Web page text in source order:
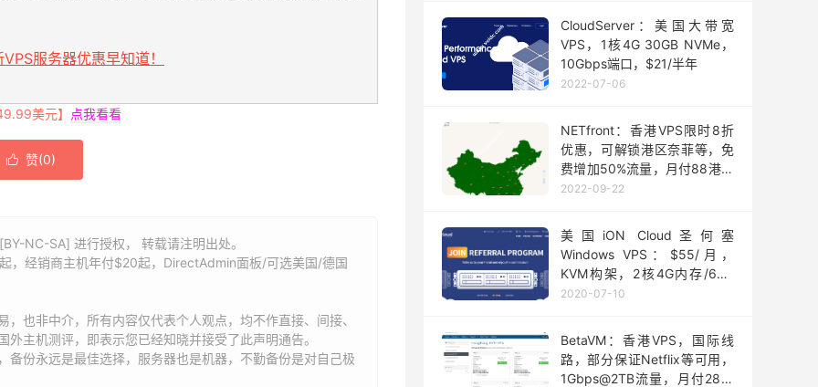
服务器优惠早知道！
美元】 点我看看
 赞(0)
NC-SA] 进行授权， 转载请注明出处。
，经销商主机年付$20起，DirectAdmin面板/可选美国/德国
也非中介，所有内容仅代表个人观点，均不作直接、间接、
主机测评，即表示您已经知晓并接受了此声明通告。
份永远是最佳选择，服务器也是机器，不勤备份是对自己极
CloudServer：美国大带宽
VPS，1核4G 30GB NVMe，
10Gbps端口，$21/半年
2022-07-06
NETfront：香港VPS限时8折
优惠，可解锁港区奈菲等，免
费增加50%流量，月付88港元
起
2022-09-22
美国iON Cloud圣何塞
Windows VPS：$55/月，
KVM构架，2核4G内存/60G
SSD，30Mbps带宽，CN2
2020-07-10
BetaVM：香港VPS，国际线
路，部分保证Netflix等可用，
1Gbps@2TB流量，月付28元